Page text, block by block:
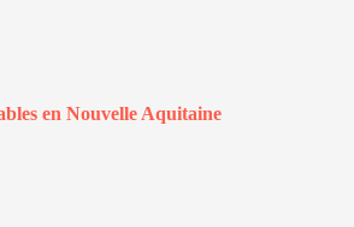
en Nouvelle Aquitaine